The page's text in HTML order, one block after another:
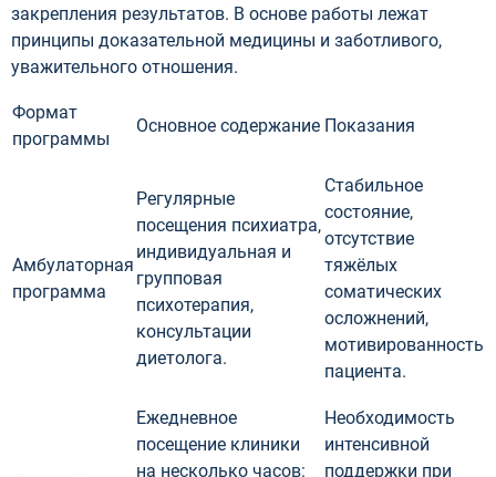
закрепления результатов. В основе работы лежат
принципы доказательной медицины и заботливого,
уважительного отношения.
Формат
программы
Основное содержание Показания
Амбулаторная
программа
Регулярные
посещения психиатра,
индивидуальная и
групповая
психотерапия,
консультации
диетолога.
Стабильное
состояние,
отсутствие
тяжёлых
соматических
осложнений,
мотивированность
пациента.
Ежедневное
посещение клиники
на несколько часов:
Необходимость
интенсивной
поддержки при